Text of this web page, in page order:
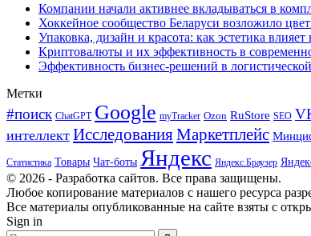
Компании начали активнее вкладываться в
Хоккейное сообщество Беларуси возложило
Упаковка, дизайн и красота: как эстетика
Криптовалюты и их эффективность в
Эффективность бизнес-решений в
Метки
#поиск ChatGPT Google myTracker Ozon RuStore SEO
интеллект ИсследованияМаркетплейс
Статистика Товары Чат-боты Яндекс Яндекс.Браузер
© 2026 - Разработка сайтов. Все права защищены.
Любое копирование материалов с нашего ресурса
Все материалы опубликованные на сайте взяты с
Sign in